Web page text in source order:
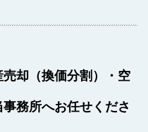
売却（換価分割）・空
務所へお任せくださ